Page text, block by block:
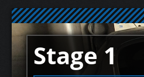
Stage 1